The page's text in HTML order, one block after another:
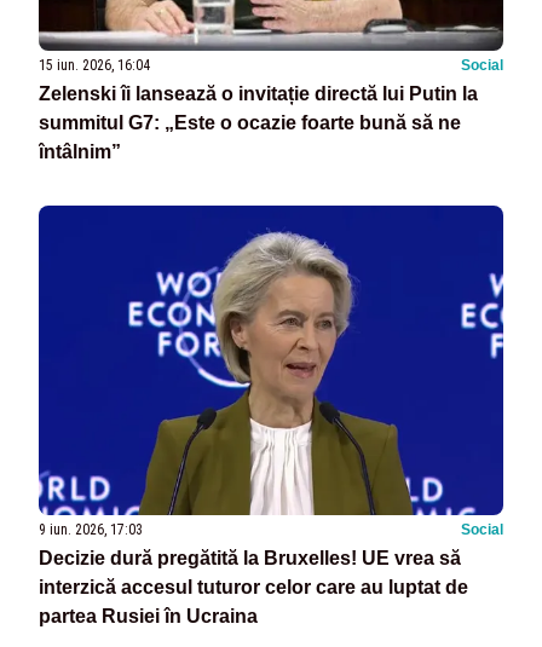
15 iun. 2026, 16:04 Social
Zelenski îi lansează o invitație directă lui Putin la
summitul G7: „Este o ocazie foarte bună să ne
întâlnim”
9 iun. 2026, 17:03 Social
Decizie dură pregătită la Bruxelles! UE vrea să
interzică accesul tuturor celor care au luptat de
partea Rusiei în Ucraina